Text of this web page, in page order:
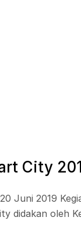
City
Juni 2019
didakan oleh